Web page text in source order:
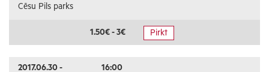
Konferences
Kursi un semināri
Radošās darbnīcas
Lekcijas
Cēsu Pils parks
1.50€ - 3€ Pirkt
2017.06.30 -
16:00